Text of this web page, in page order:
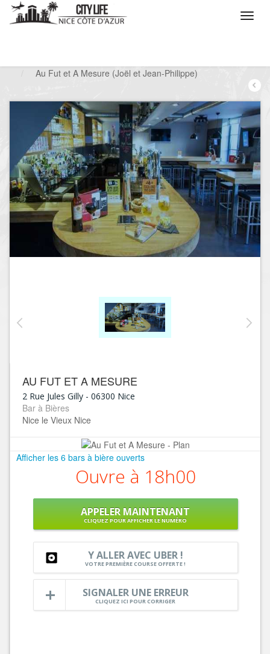
Au Fut et A Mesure (Joël et Jean-Philippe)
AU FUT ET A MESURE
2 Rue Jules Gilly - 06300 Nice
Bar à Bières
Nice le Vieux Nice
Afficher les 6 bars à bière ouverts
Ouvre à 18h00
APPELER MAINTENANT
CLIQUEZ POUR AFFICHER LE NUMÉRO
Y ALLER AVEC UBER !
VOTRE PREMIÈRE COURSE OFFERTE !
SIGNALER UNE ERREUR
CLIQUEZ ICI POUR CORRIGER